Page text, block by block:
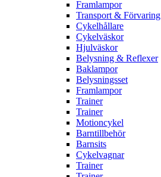
Framlampor
Transport & Förvaring
Cykelhållare
Cykelväskor
Hjulväskor
Belysning & Reflexer
Baklampor
Belysningsset
Framlampor
Trainer
Trainer
Motioncykel
Barntillbehör
Barnsits
Cykelvagnar
Trainer